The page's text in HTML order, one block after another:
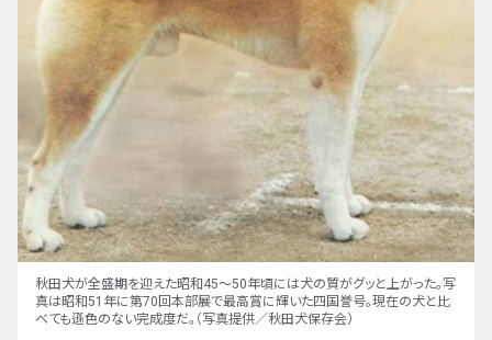
秋田犬が全盛期を迎えた昭和45～50年頃には犬の質がグッと上がった。写
真は昭和51年に第70回本部展で最高賞に輝いた四国誉号。現在の犬と比
べても遜色のない完成度だ。（写真提供／秋田犬保存会）